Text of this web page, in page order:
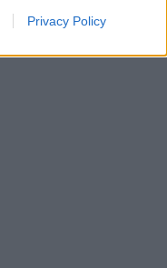
Privacy Policy